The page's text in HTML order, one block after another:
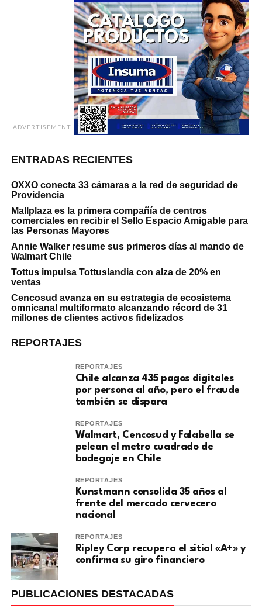
ADVERTISEMENT
ENTRADAS RECIENTES
OXXO conecta 33 cámaras a la red de seguridad de
Providencia
Mallplaza es la primera compañía de centros
comerciales en recibir el Sello Espacio Amigable para
las Personas Mayores
Annie Walker resume sus primeros días al mando de
Walmart Chile
Tottus impulsa Tottuslandia con alza de 20% en
ventas
Cencosud avanza en su estrategia de ecosistema
omnicanal multiformato alcanzando récord de 31
millones de clientes activos fidelizados
REPORTAJES
REPORTAJES
Chile alcanza 435 pagos digitales
por persona al año, pero el fraude
también se dispara
REPORTAJES
Walmart, Cencosud y Falabella se
pelean el metro cuadrado de
bodegaje en Chile
REPORTAJES
Kunstmann consolida 35 años al
frente del mercado cervecero
nacional
REPORTAJES
Ripley Corp recupera el sitial «A+» y
confirma su giro financiero
PUBLICACIONES DESTACADAS